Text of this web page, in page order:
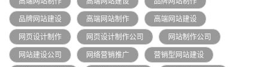
品牌网站建设
高端网站制作
高端网站建设
网页设计制作
网页设计制作公司
网站制作公司
网站建设公司
网络营销推广
营销型网站建设